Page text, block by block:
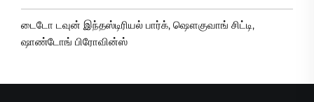
டைடோ டவுன் இந்தஸ்டிரியல் பார்க், ஷௌகுவாங் சிட்டி,
ஷாண்டோங் பிரோவின்ஸ்